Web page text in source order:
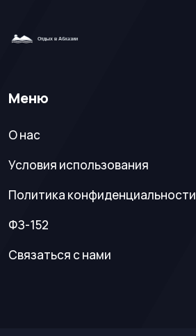
Меню
О нас
Условия использования
Политика конфиденциальности
ФЗ-152
Связаться с нами